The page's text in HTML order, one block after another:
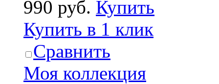
990 руб. Купить
Купить в 1 клик
Сравнить
Моя коллекция